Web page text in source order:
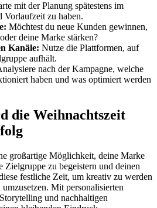
mit der Planung spätestens im
Vorlaufzeit zu haben.
Möchtest du neue Kunden gewinnen,
deine Marke stärken?
Kanäle: Nutze die Plattformen, auf
aufhält.
nach der Kampagne, welche
haben und was optimiert werden
die Weihnachtszeit
großartige Möglichkeit, deine Marke
Zielgruppe zu begeistern und deinen
festliche Zeit, um kreativ zu werden
Mit personalisierten
und nachhaltigen